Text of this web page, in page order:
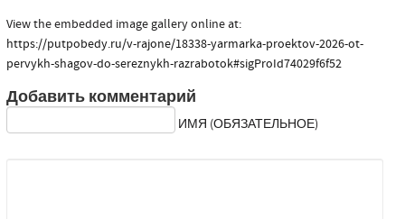
View the embedded image gallery online at:
https://putpobedy.ru/v-rajone/18338-yarmarka-proektov-2026-ot-
pervykh-shagov-do-sereznykh-razrabotok#sigProId74029f6f52
Добавить комментарий
ИМЯ (ОБЯЗАТЕЛЬНОЕ)